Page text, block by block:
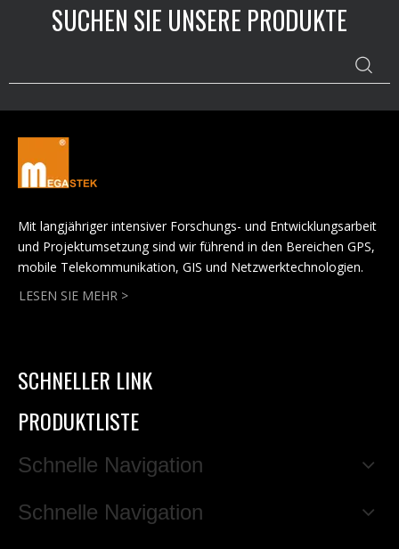
SUCHEN SIE UNSERE PRODUKTE
Mit langjähriger intensiver Forschungs- und Entwicklungsarbeit
und Projektumsetzung sind wir führend in den Bereichen GPS,
mobile Telekommunikation, GIS und Netzwerktechnologien.
LESEN SIE MEHR >
SCHNELLER LINK
PRODUKTLISTE
Schnelle Navigation
Schnelle Navigation